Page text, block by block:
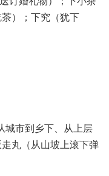
）；下究（犹下
城市到乡下、从上层
丸（从山坡上滚下弹